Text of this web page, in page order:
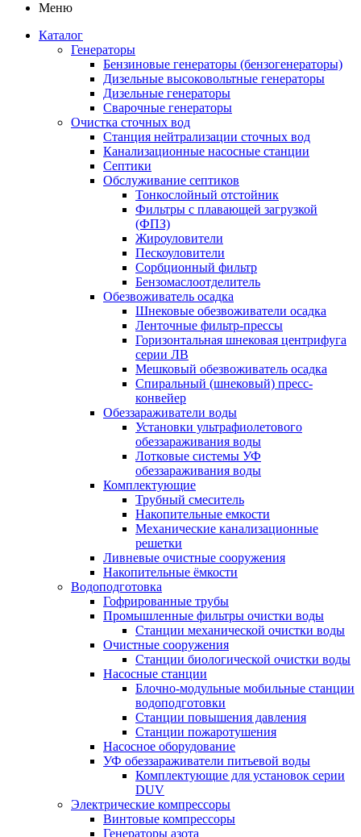
Меню
Каталог
Генераторы
Бензиновые генераторы (бензогенераторы)
Дизельные высоковольтные генераторы
Дизельные генераторы
Сварочные генераторы
Очистка сточных вод
Станция нейтрализации сточных вод
Канализационные насосные станции
Септики
Обслуживание септиков
Тонкослойный отстойник
Фильтры с плавающей загрузкой
(ФПЗ)
Жироуловители
Пескоуловители
Сорбционный фильтр
Бензомаслоотделитель
Обезвоживатель осадка
Шнековые обезвоживатели осадка
Ленточные фильтр-прессы
Горизонтальная шнековая центрифуга
серии ЛВ
Мешковый обезвоживатель осадка
Спиральный (шнековый) пресс-
конвейер
Обеззараживатели воды
Установки ультрафиолетового
обеззараживания воды
Лотковые системы УФ
обеззараживания воды
Комплектующие
Трубный смеситель
Накопительные емкости
Механические канализационные
решетки
Ливневые очистные сооружения
Накопительные ёмкости
Водоподготовка
Гофрированные трубы
Промышленные фильтры очистки воды
Станции механической очистки воды
Очистные сооружения
Станции биологической очистки воды
Насосные станции
Блочно-модульные мобильные станции
водоподготовки
Станции повышения давления
Станции пожаротушения
Насосное оборудование
УФ обеззараживатели питьевой воды
Комплектующие для установок серии
DUV
Электрические компрессоры
Винтовые компрессоры
Генераторы азота